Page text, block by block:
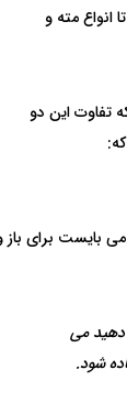
مته و
تفاوت این دو
بایست برای
دهید می
شود.